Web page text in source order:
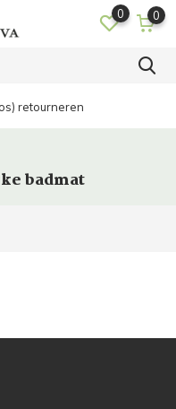
0 0
retourneren
badmat